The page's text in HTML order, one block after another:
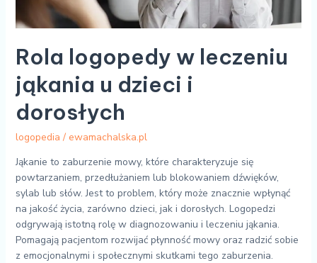
Rola logopedy w leczeniu
jąkania u dzieci i
dorosłych
logopedia / ewamachalska.pl
Jąkanie to zaburzenie mowy, które charakteryzuje się
powtarzaniem, przedłużaniem lub blokowaniem dźwięków,
sylab lub słów. Jest to problem, który może znacznie wpłynąć
na jakość życia, zarówno dzieci, jak i dorosłych. Logopedzi
odgrywają istotną rolę w diagnozowaniu i leczeniu jąkania.
Pomagają pacjentom rozwijać płynność mowy oraz radzić sobie
z emocjonalnymi i społecznymi skutkami tego zaburzenia.